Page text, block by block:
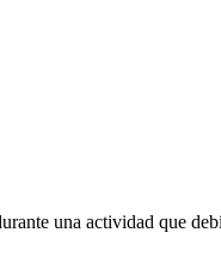
una actividad que